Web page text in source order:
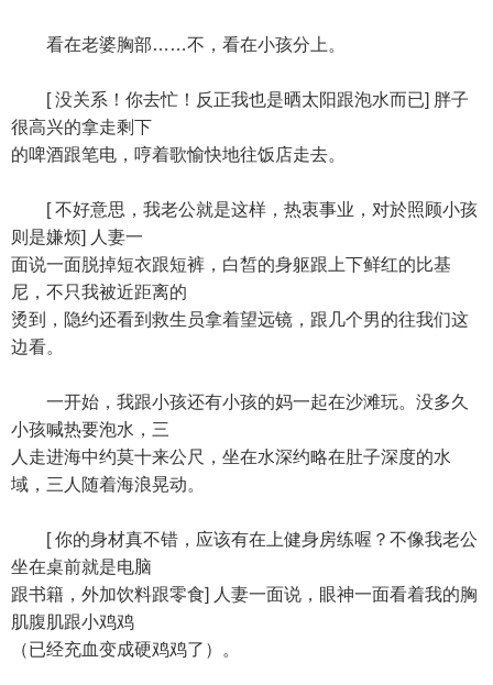
看在老婆胸部……不，看在小孩分上。
[ 没关系！你去忙！反正我也是晒太阳跟泡水而已] 胖子
很高兴的拿走剩下
的啤酒跟笔电，哼着歌愉快地往饭店走去。
[ 不好意思，我老公就是这样，热衷事业，对於照顾小孩
则是嫌烦] 人妻一
面说一面脱掉短衣跟短裤，白皙的身躯跟上下鲜红的比基
尼，不只我被近距离的
烫到，隐约还看到救生员拿着望远镜，跟几个男的往我们这
边看。
一开始，我跟小孩还有小孩的妈一起在沙滩玩。没多久
小孩喊热要泡水，三
人走进海中约莫十来公尺，坐在水深约略在肚子深度的水
域，三人随着海浪晃动。
[ 你的身材真不错，应该有在上健身房练喔？不像我老公
坐在桌前就是电脑
跟书籍，外加饮料跟零食] 人妻一面说，眼神一面看着我的胸
肌腹肌跟小鸡鸡
（已经充血变成硬鸡鸡了）。